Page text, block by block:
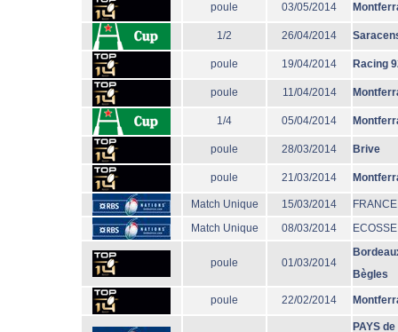
poule 03/05/2014
1/2 26/04/2014
poule 19/04/2014 Racing
poule 11/04/2014
1/4 05/04/2014
poule 28/03/2014 Brive
poule 21/03/2014
Match Unique 15/03/2014
FRANCE
Match Unique
08/03/2014 ECOSSE
poule 01/03/2014
Bègles
poule 22/02/2014
PAYS de